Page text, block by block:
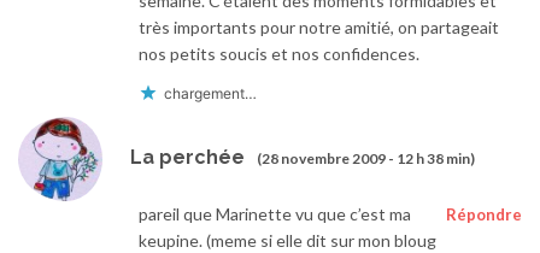
très importants pour notre amitié, on partageait
nos petits soucis et nos confidences.
chargement…
La perchée (28 novembre 2009 - 12 h 38 min)
Répondre
pareil que Marinette vu que c’est ma
keupine. (meme si elle dit sur mon bloug